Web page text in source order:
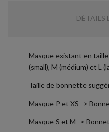
DÉTAILS
Masque existant en taille
(small), M (médium) et L
Taille de bonnette
Masque P et XS ->
Masque S et M ->